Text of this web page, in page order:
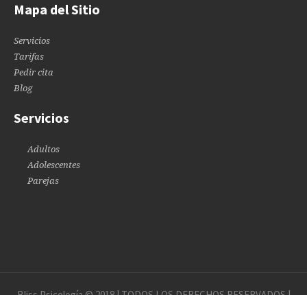
Mapa del Sitio
Servicios
Tarifas
Pedir cita
Blog
Servicios
Adultos
Adolescentes
Parejas